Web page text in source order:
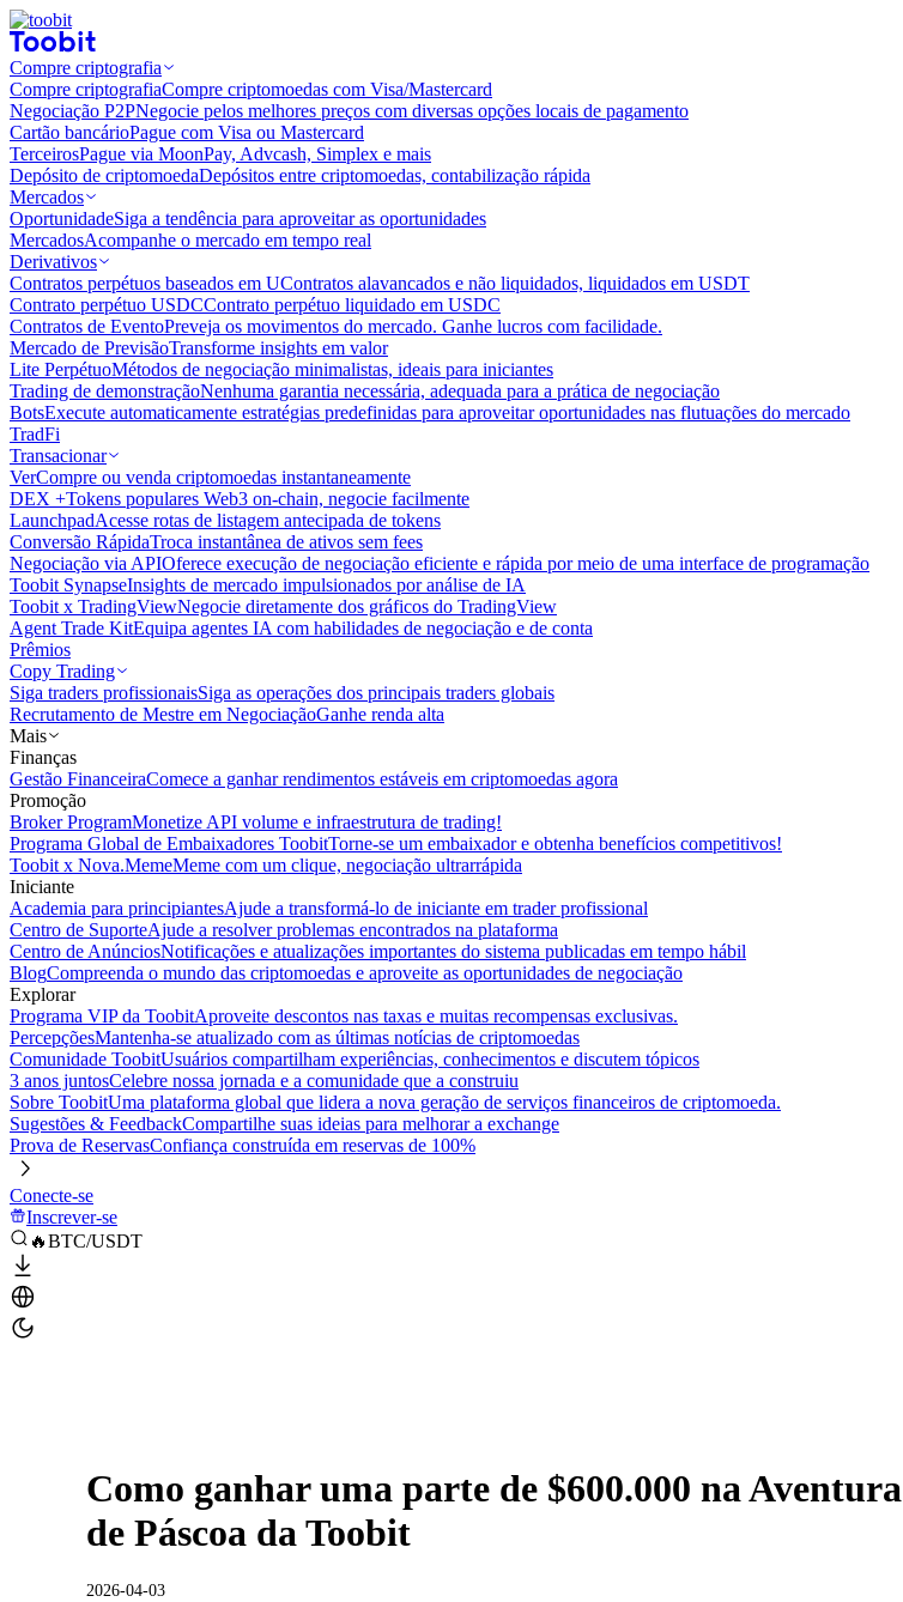
Compre criptografia
Compre criptografiaCompre criptomoedas com Visa/Mastercard
Negociação P2PNegocie pelos melhores preços com diversas opções locais de pagamento
Cartão bancárioPague com Visa ou Mastercard
TerceirosPague via MoonPay, Advcash, Simplex e mais
Depósito de criptomoedaDepósitos entre criptomoedas, contabilização rápida
Mercados
OportunidadeSiga a tendência para aproveitar as oportunidades
MercadosAcompanhe o mercado em tempo real
Derivativos
Contratos perpétuos baseados em UContratos alavancados e não liquidados, liquidados em USDT
Contrato perpétuo USDCContrato perpétuo liquidado em USDC
Contratos de EventoPreveja os movimentos do mercado. Ganhe lucros com facilidade.
Mercado de PrevisãoTransforme insights em valor
Lite PerpétuoMétodos de negociação minimalistas, ideais para iniciantes
Trading de demonstraçãoNenhuma garantia necessária, adequada para a prática de negociação
BotsExecute automaticamente estratégias predefinidas para aproveitar oportunidades nas flutuações do mercado
TradFi
Transacionar
VerCompre ou venda criptomoedas instantaneamente
DEX +Tokens populares Web3 on-chain, negocie facilmente
LaunchpadAcesse rotas de listagem antecipada de tokens
Conversão RápidaTroca instantânea de ativos sem fees
Negociação via APIOferece execução de negociação eficiente e rápida por meio de uma interface de programação
Toobit SynapseInsights de mercado impulsionados por análise de IA
Toobit x TradingViewNegocie diretamente dos gráficos do TradingView
Agent Trade KitEquipa agentes IA com habilidades de negociação e de conta
Prêmios
Copy Trading
Siga traders profissionaisSiga as operações dos principais traders globais
Recrutamento de Mestre em NegociaçãoGanhe renda alta
Mais
Finanças
Gestão FinanceiraComece a ganhar rendimentos estáveis em criptomoedas agora
Promoção
Broker ProgramMonetize API volume e infraestrutura de trading!
Programa Global de Embaixadores ToobitTorne-se um embaixador e obtenha benefícios competitivos!
Toobit x Nova.MemeMeme com um clique, negociação ultrarrápida
Iniciante
Academia para principiantesAjude a transformá-lo de iniciante em trader profissional
Centro de SuporteAjude a resolver problemas encontrados na plataforma
Centro de AnúnciosNotificações e atualizações importantes do sistema publicadas em tempo hábil
BlogCompreenda o mundo das criptomoedas e aproveite as oportunidades de negociação
Explorar
Programa VIP da ToobitAproveite descontos nas taxas e muitas recompensas exclusivas.
PercepçõesMantenha-se atualizado com as últimas notícias de criptomoedas
Comunidade ToobitUsuários compartilham experiências, conhecimentos e discutem tópicos
3 anos juntosCelebre nossa jornada e a comunidade que a construiu
Sobre ToobitUma plataforma global que lidera a nova geração de serviços financeiros de criptomoeda.
Sugestões & FeedbackCompartilhe suas ideias para melhorar a exchange
Prova de ReservasConfiança construída em reservas de 100%
Conecte-se
Inscrever-se
🔥BTC/USDT
Como ganhar uma parte de $600.000 na Aventura
de Páscoa da Toobit
2026-04-03